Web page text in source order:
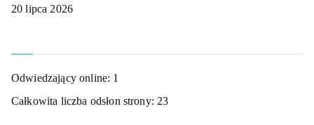
20 lipca 2026
Odwiedzający online: 1
Całkowita liczba odsłon strony: 23